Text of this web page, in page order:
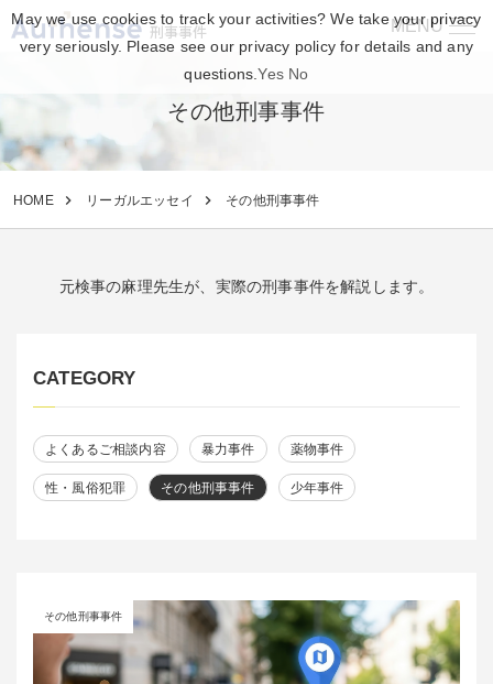
MENU
刑事事件
その他刑事事件
HOME リーガルエッセイ その他刑事事件
元検事の麻理先生が、実際の刑事事件を解説します。
CATEGORY
よくあるご相談内容 暴力事件 薬物事件
性・風俗犯罪 その他刑事事件 少年事件
その他刑事事件
May we use cookies to track your activities? We take your privacy
very seriously. Please see our privacy policy for details and any
questions.Yes No